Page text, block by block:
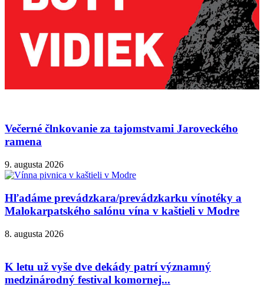
Večerné člnkovanie za tajomstvami Jaroveckého
ramena
9. augusta 2026
Hľadáme prevádzkara/prevádzkarku vínotéky a
Malokarpatského salónu vína v kaštieli v Modre
8. augusta 2026
K letu už vyše dve dekády patrí významný
medzinárodný festival komornej...